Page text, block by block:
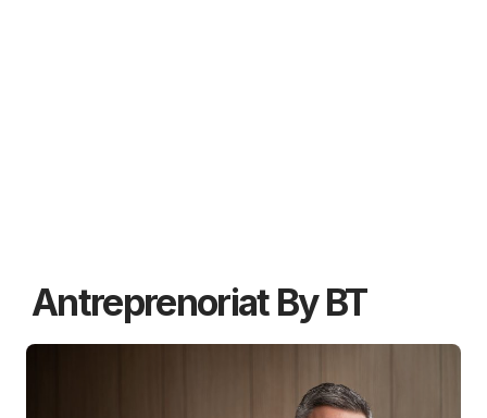
Antreprenoriat By BT